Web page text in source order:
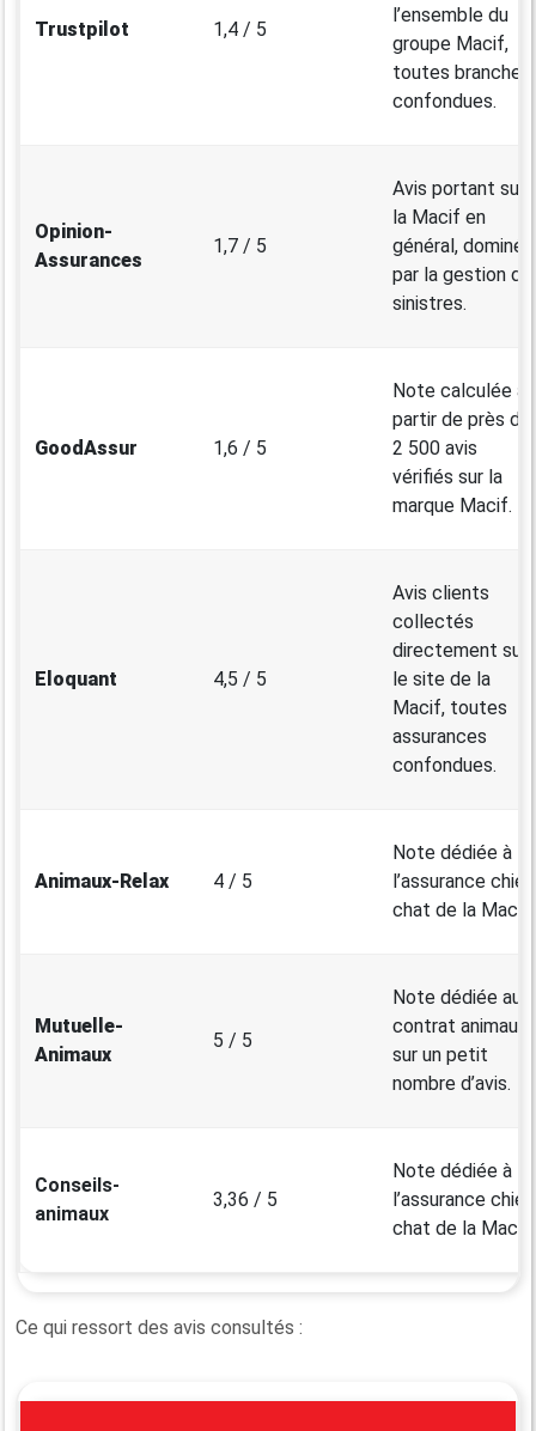
Trustpilot 1,4 / 5
l’ensemble du
groupe Macif,
toutes branches
confondues.
Opinion-
Assurances
1,7 / 5
Avis portant sur
la Macif en
général, dominés
par la gestion
sinistres.
GoodAssur 1,6 / 5
Note calculée à
partir de près de
2 500 avis
vérifiés sur la
marque Macif.
Eloquant 4,5 / 5
Avis clients
collectés
directement sur
le site de la
Macif, toutes
assurances
confondues.
Animaux-Relax 4 / 5
Note dédiée à
l’assurance chien
chat de la Macif.
Mutuelle-
Animaux
5 / 5
Note dédiée au
contrat animaux,
sur un petit
nombre d’avis.
Conseils-
animaux
3,36 / 5
Note dédiée à
l’assurance chien
chat de la Macif.
Ce qui ressort des avis consultés :